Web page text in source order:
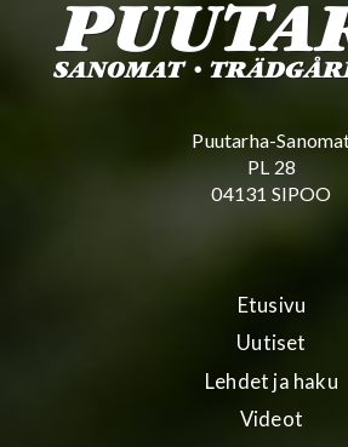
Puutarha-
PL 28
04131 SIPOO
Etusivu
Uutiset
Lehdet ja haku
Videot